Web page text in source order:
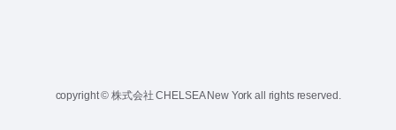
copyright © 株式会社 CHELSEA New York all rights reserved.